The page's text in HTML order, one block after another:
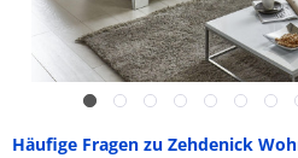
Häufige Fragen zu Zehdenick